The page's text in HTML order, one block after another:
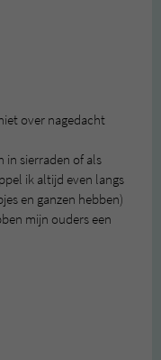
over nagedacht
in sierraden of als
ik altijd even langs
en ganzen hebben)
mijn ouders een